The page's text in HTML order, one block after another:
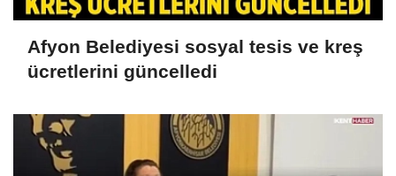
Afyon Belediyesi sosyal tesis ve kreş
ücretlerini güncelledi